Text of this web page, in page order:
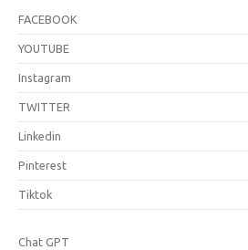
FACEBOOK
YOUTUBE
Instagram
TWITTER
Linkedin
Pinterest
Tiktok
Chat GPT